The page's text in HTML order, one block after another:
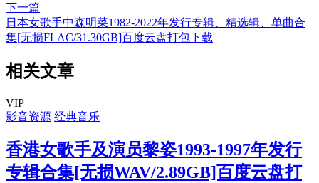
下一篇
日本女歌手中森明菜1982-2022年发行专辑、精选辑、单曲合
集[无损FLAC/31.30GB]百度云盘打包下载
相关文章
VIP
影音资源 经典音乐
香港女歌手及演员黎姿1993-1997年发行
专辑合集[无损WAV/2.89GB]百度云盘打